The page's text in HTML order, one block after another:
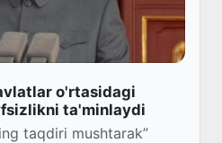
o'rtasidagi
ta'minlaydi
taqdiri mushtarak”